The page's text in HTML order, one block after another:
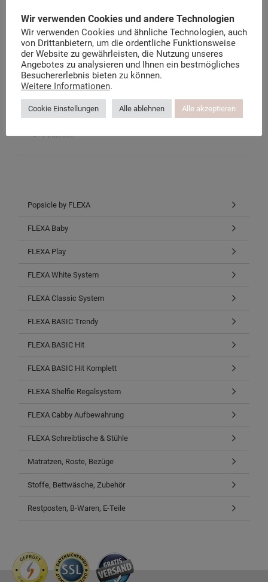
Der Flexa Möbel Blog
Über kindermoebel-24.de
Datenschutzerklärung
Instagram-Datenschutz
Facebook-Datenschutz
Twitter
Pinterest
Popsicle by FLEXA
FLEXA Baby
FLEXA Play
FLEXA White System
FLEXA Classic System
FLEXA BASIC Trendy
FLEXA BASIC Hit
FLEXA BASIC Hit Komplett
FLEXA Shelfie Regalsystem
FLEXA Cabby Aufbewahrung
FLEXA Schreibtische & Stühle
Matratzen, Roste, Bezüge
Stoffe, Bettwäsche, Zubehör
Restposten, B-Waren, E-Teile
Wir verwenden Cookies und andere Technologien
Wir verwenden Cookies und ähnliche Technologien, auch
von Drittanbietern, um die ordentliche Funktionsweise
der Website zu gewährleisten, die Nutzung unseres
Angebotes zu analysieren und Ihnen ein bestmögliches
Besuchererlebnis bieten zu können.
Weitere Informationen.
Cookie Einstellungen Alle ablehnen Alle akzeptieren